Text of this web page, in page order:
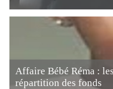
Affaire Bébé Réma :
répartition des fonds